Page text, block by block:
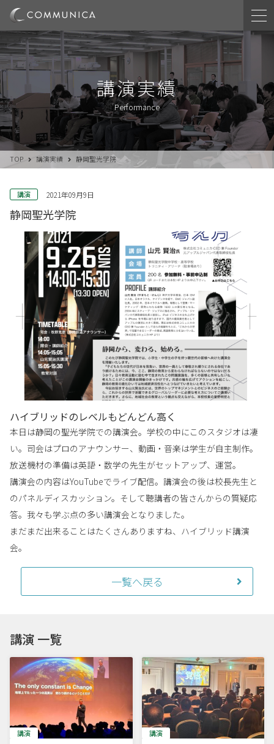
講演実績
Performance
TOP 講演実績 静岡聖光学院
講演 2021年09月9日
静岡聖光学院
ハイブリッドのレベルもどんどん高く
本日は静岡の聖光学院での講演会。学校の中にこのスタジオは凄
い。司会はプロのアナウンサー、動画・音楽は学生が自主制作。
放送機材の準備は英語・数学の先生がセットアップ、運営。
講演会の内容はYouTubeでライブ配信。講演会の後は校長先生と
のパネルディスカッション。そして聴講者の皆さんからの質疑応
答。我々も学ぶ点の多い講演会となりました。
まだまだ出来ることはたくさんありますね、ハイブリッド講演
会。
一覧へ戻る
講演 一覧
講演 講演